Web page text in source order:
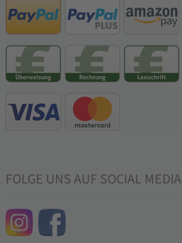
FOLGE UNS AUF SOCIAL MEDIA